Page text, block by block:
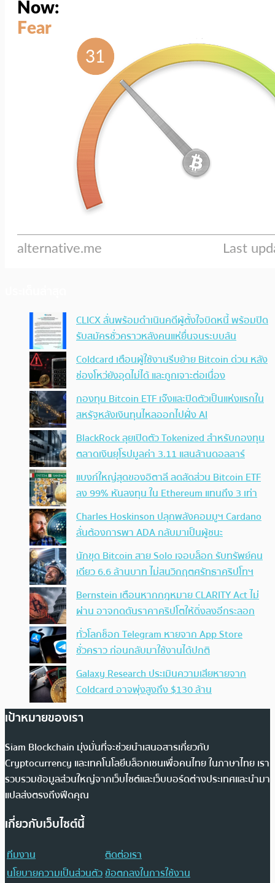
CLICX ลั่นพร้อมดำเนินคดีผู้ตั้งใจบิดหนี้ พร้อมปิด
รับสมัครชั่วคราวหลังคนแห่ยื่นจนระบบล้น
Coldcard เตือนผู้ใช้งานรีบย้าย Bitcoin ด่วน หลัง
ช่องโหว่ยังอุดไม่ได้ และถูกเจาะต่อเนื่อง
กองทุน Bitcoin ETF เจ๊งและปิดตัวเป็นแห่งแรกใน
สหรัฐหลังเงินทุนไหลออกไปฝั่ง AI
BlackRock ลุยเปิดตัว Tokenized สำหรับกองทุน
ตลาดเงินยุโรปมูลค่า 3.11 แสนล้านดอลลาร์
แบงก์ใหญ่สุดของอิตาลี ลดสัดส่วน Bitcoin ETF
ลง 99% หันลงทุน ใน Ethereum แทนถึง 3 เท่า
Charles Hoskinson ปลุกพลังคอมมูฯ Cardano
ลั่นต้องการพา ADA กลับมาเป็นผู้ชนะ
นักขุด Bitcoin สาย Solo เจอบล็อก รับทรัพย์คน
เดียว 6.6 ล้านบาท ไม่สนวิกฤตศรัทธาคริปโทฯ
Bernstein เตือนหากกฎหมาย CLARITY Act ไม่
ผ่าน อาจกดดันราคาคริปโตให้ดิ่งลงอีกระลอก
ทั่วโลกช็อก Telegram หายจาก App Store
ชั่วคราว ก่อนกลับมาใช้งานได้ปกติ
Galaxy Research ประเมินความเสียหายจาก
Coldcard อาจพุ่งสูงถึง $130 ล้าน
เป้าหมายของเรา
Siam Blockchain มุ่งมั่นที่จะช่วยนำเสนอสารเกี่ยวกับ
Cryptocurrency และเทคโนโลยีบล็อกเชนเพื่อคนไทย ในภาษาไทย เรา
รวบรวมข้อมูลส่วนใหญ่จากเว็บไซต์และเว็บบอร์ดต่างประเทศและนำมา
แปลส่งตรงถึงฟีดคุณ
เกี่ยวกับเว็บไซต์นี้
ทีมงาน
ติดต่อเรา
นโยบายความเป็นส่วนตัวข้อตกลงในการใช้งาน